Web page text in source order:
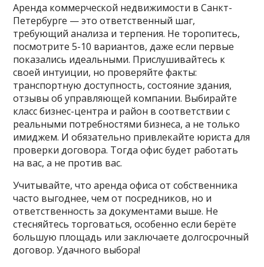
Аренда коммерческой недвижимости в Санкт-
Петербурге — это ответственный шаг,
требующий анализа и терпения. Не торопитесь,
посмотрите 5-10 вариантов, даже если первые
показались идеальными. Прислушивайтесь к
своей интуиции, но проверяйте факты:
транспортную доступность, состояние здания,
отзывы об управляющей компании. Выбирайте
класс бизнес-центра и район в соответствии с
реальными потребностями бизнеса, а не только
имиджем. И обязательно привлекайте юриста для
проверки договора. Тогда офис будет работать
на вас, а не против вас.
Учитывайте, что аренда офиса от собственника
часто выгоднее, чем от посредников, но и
ответственность за документами выше. Не
стесняйтесь торговаться, особенно если берёте
большую площадь или заключаете долгосрочный
договор. Удачного выбора!